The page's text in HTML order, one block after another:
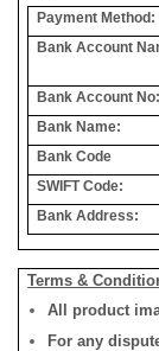
Payment Method:
Bank Account
Bank Account No:
Bank Name:
Bank Code
SWIFT Code:
Bank Address:
Terms &
All product
For any